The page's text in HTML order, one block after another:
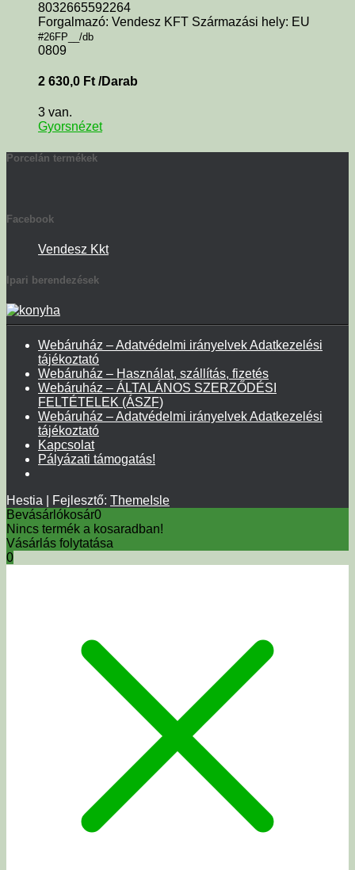
8032665592264
Forgalmazó: Vendesz KFT Származási hely: EU
#26FP__/db
0809
2 630,0 Ft /Darab
3 van.
Gyorsnézet
Porcelán termékek
Facebook
Vendesz Kkt
Ipari berendezések
Webáruház – Adatvédelmi irányelvek Adatkezelési
tájékoztató
Webáruház – Használat, szállítás, fizetés
Webáruház – ÁLTALÁNOS SZERZŐDÉSI
FELTÉTELEK (ÁSZF)
Webáruház – Adatvédelmi irányelvek Adatkezelési
tájékoztató
Kapcsolat
Pályázati támogatás!
Hestia | Fejlesztő: ThemeIsle
Bevásárlókosár0
Nincs termék a kosaradban!
Vásárlás folytatása
0